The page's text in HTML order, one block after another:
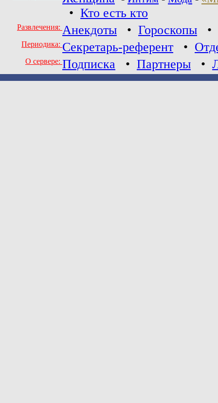
• Кто есть кто
Развлечения: Анекдоты • Гороскопы •
Периодика: Секретарь-референт •
О сервере: Подписка • Партнеры •